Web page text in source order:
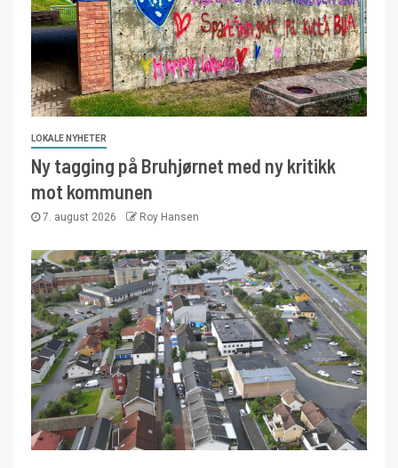
LOKALE NYHETER
Ny tagging på Bruhjørnet med ny kritikk
mot kommunen
7. august 2026 Roy Hansen